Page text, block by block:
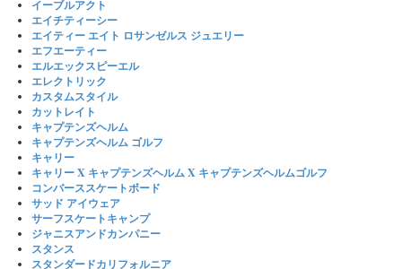
イーブルアクト
エイチティーシー
エイティー エイト ロサンゼルス ジュエリー
エフエーティー
エルエックスピーエル
エレクトリック
カスタムスタイル
カットレイト
キャプテンズヘルム
キャプテンズヘルム ゴルフ
キャリー
キャリー X キャプテンズヘルム X キャプテンズヘルムゴルフ
コンバーススケートボード
サッド アイウェア
サーフスケートキャンプ
ジャニスアンドカンパニー
スタンス
スタンダードカリフォルニア